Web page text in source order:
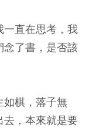
一直在思考，我
念了書，是否該
如棋，落子無
去，本來就是要